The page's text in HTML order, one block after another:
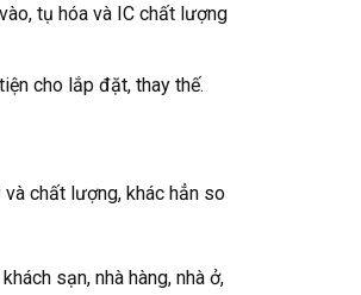
tụ hóa và IC chất lượng
cho lắp đặt, thay thế.
chất lượng, khác hẳn so
sạn, nhà hàng, nhà ở,